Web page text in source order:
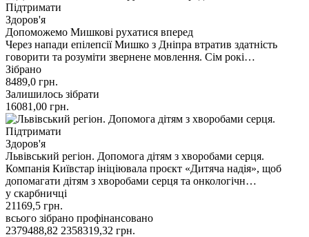
Підтримати
Здоров'я
Допоможемо Мишкові рухатися вперед
Через напади епілепсії Мишко з Дніпра втратив здатність
говорити та розуміти звернене мовлення. Сім рокі…
Зібрано
8489,0 грн.
Залишилось зібрати
16081,00 грн.
Підтримати
Здоров'я
Львівський регіон. Допомога дітям з хворобами серця.
Компанія Київстар ініціювала проєкт «Дитяча надія», щоб
допомагати дітям з хворобами серця та онкологічн…
у скарбничці
21169,5 грн.
всього зібрано профінансовано
2379488,82 2358319,32 грн.